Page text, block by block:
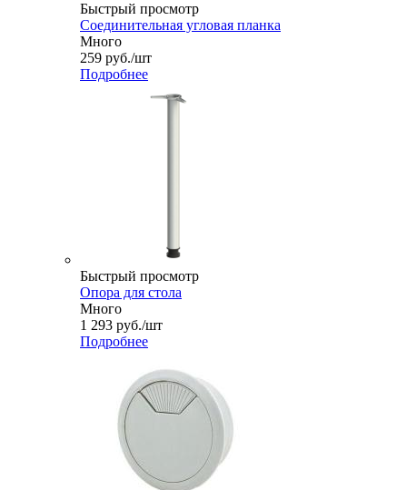
Быстрый просмотр
Соединительная угловая планка
Много
259 руб./шт
Подробнее
Быстрый просмотр
Опора для стола
Много
1 293 руб./шт
Подробнее